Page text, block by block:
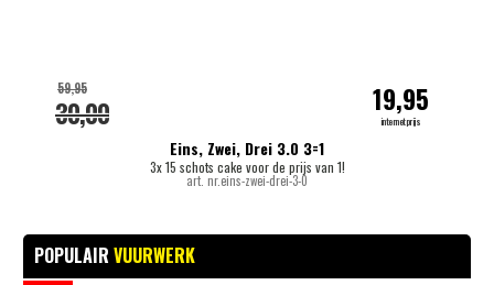
Eins, Zwei, Drei 3.0 3=1
3x 15 schots cake voor de prijs van 1!
art. nr.eins-zwei-drei-3-0
30,00
59,95 19,95
internetprijs
POPULAIR VUURWERK